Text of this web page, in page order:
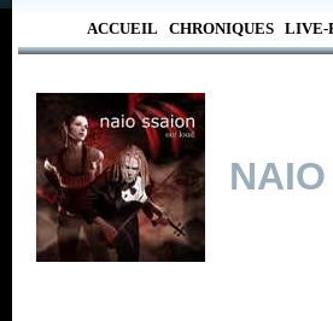
ACCUEIL CHRONIQUES LIVE-